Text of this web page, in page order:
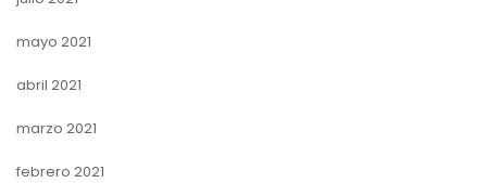
mayo 2021
abril 2021
marzo 2021
febrero 2021